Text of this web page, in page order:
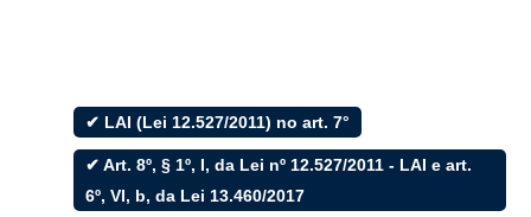
Filtrar por todos
Acesso à Informação
Empresas
✔ LAI (Lei 12.527/2011) no art. 7°
✔ Art. 8º, § 1º, I, da Lei nº 12.527/2011 - LAI e art.
6º, VI, b, da Lei 13.460/2017